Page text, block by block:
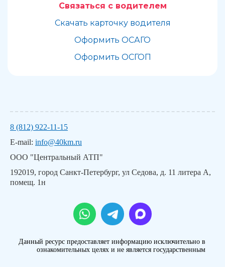
Связаться с водителем
Скачать карточку водителя
Оформить ОСАГО
Оформить ОСГОП
8 (812) 922-11-15
E-mail: info@40km.ru
ООО "Центральный АТП"
192019, город Санкт-Петербург, ул Седова, д. 11 литера А,
помещ. 1н
Данный ресурс предоставляет информацию исключительно в
ознакомительных целях и не является государственным